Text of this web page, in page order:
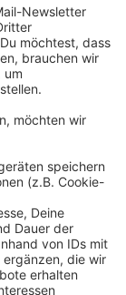
werden.
heute
Olympia-